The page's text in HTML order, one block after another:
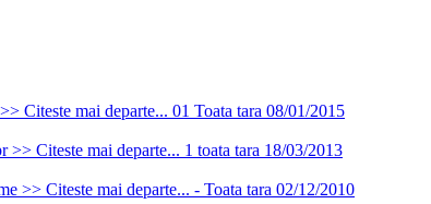
Citeste mai departe... 01 Toata tara 08/01/2015
>> Citeste mai departe... 1 toata tara 18/03/2013
>> Citeste mai departe... - Toata tara 02/12/2010